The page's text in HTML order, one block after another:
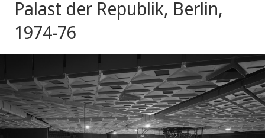
Palast der Republik, Berlin,
1974-76